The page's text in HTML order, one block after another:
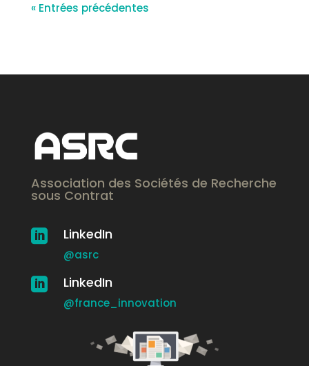
« Entrées précédentes
Association des Sociétés de Recherche
sous Contrat
 LinkedIn
@asrc
 LinkedIn
@france_innovation